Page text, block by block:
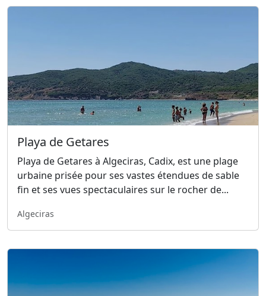
Playa de Getares
Playa de Getares à Algeciras, Cadix, est une plage
urbaine prisée pour ses vastes étendues de sable
fin et ses vues spectaculaires sur le rocher de...
Algeciras